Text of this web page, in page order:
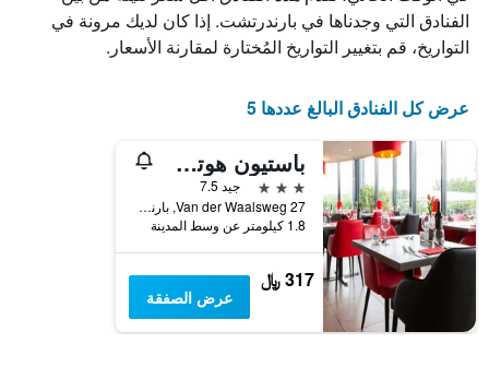
الذي
يعرض
أيام
يتضمن
المخطط
التالي
محور
Y
الذي
يعرض
متوسط
الفنادق التي وجدناها في بارندرتشت. إذا كان لديك مرونة في
التواريخ، قم بتغيير التواريخ المُختارة لمقارنة الأسعار.
عرض كل الفنادق البالغ عددها 5
باستيون هوتل باريندريشت
3 نجوم
جيد 7.5
Van der Waalsweg 27, بارندرتشت, مقاطعة جنوب هولندا, هولندا
1.8 كيلومتر عن وسط المدينة
317 ﷼
عرض الصفقة